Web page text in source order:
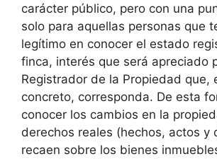
carácter público, pero con una
solo para aquellas personas que
legítimo en conocer el estado
finca, interés que será apreciado
Registrador de la Propiedad que,
concreto, corresponda. De esta
conocer los cambios en la
derechos reales (hechos, actos y
recaen sobre los bienes